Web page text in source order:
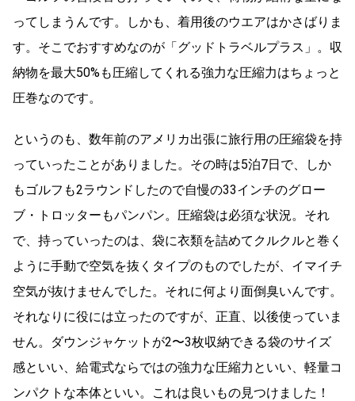
ってしまうんです。しかも、着用後のウエアはかさばりま
す。そこでおすすめなのが「グッドトラベルプラス」。収
納物を最大50%も圧縮してくれる強力な圧縮力はちょっと
圧巻なのです。
というのも、数年前のアメリカ出張に旅行用の圧縮袋を持
っていったことがありました。その時は5泊7日で、しか
もゴルフも2ラウンドしたので自慢の33インチのグロー
ブ・トロッターもパンパン。圧縮袋は必須な状況。それ
で、持っていったのは、袋に衣類を詰めてクルクルと巻く
ように手動で空気を抜くタイプのものでしたが、イマイチ
空気が抜けませんでした。それに何より面倒臭いんです。
それなりに役には立ったのですが、正直、以後使っていま
せん。ダウンジャケットが2〜3枚収納できる袋のサイズ
感といい、給電式ならではの強力な圧縮力といい、軽量コ
ンパクトな本体といい。これは良いもの見つけました！